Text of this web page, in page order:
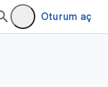
Oturum aç